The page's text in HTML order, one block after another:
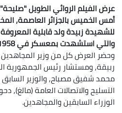
عرض الفيلم الروائي الطويل
أمس الخميس بالجزائر العاصمة,
للشهيدة زبيدة ولد قابلية
والتي استشهدت بمعسكر في 1958.
وحضر العرض كل من وزير المجاهدين
ربيقة, ومستشار رئيس الجمهورية
محمد شفيق مصباح, والوزير السابق
التسليح والاتصالات العامة (مالغ),
الوزراء السابقين والمجاهدين.